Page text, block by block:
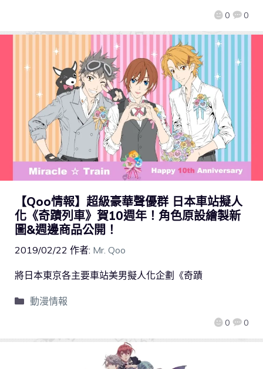
0 0
【Qoo情報】超級豪華聲優群 日本車站擬人
化《奇蹟列車》賀10週年！角色原設繪製新
圖&週邊商品公開！
2019/02/22 作者: Mr. Qoo
0 0
將日本東京各主要車站美男擬人化企劃《奇蹟
動漫情報